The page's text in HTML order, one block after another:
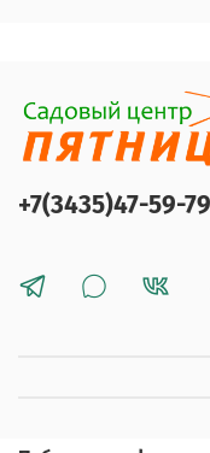
+7(3435)47-59-79